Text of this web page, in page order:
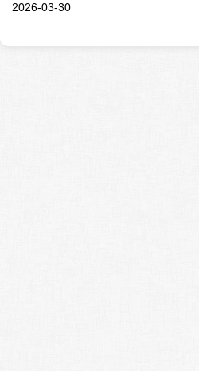
2026-03-30